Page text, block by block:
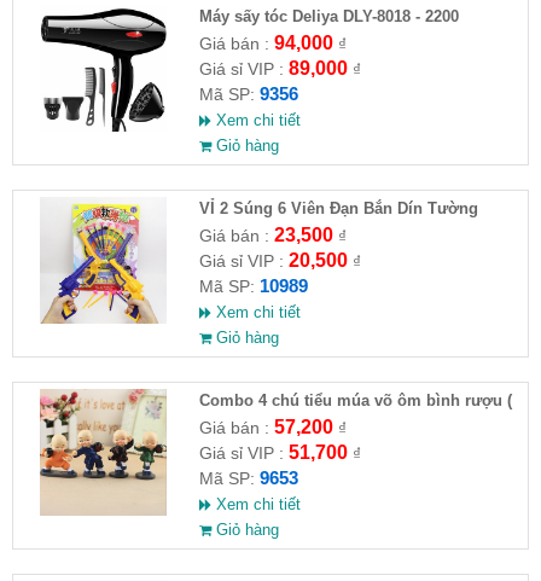
Máy sấy tóc Deliya DLY-8018 - 2200
Giá bán : 94,000₫
Giá sỉ VIP : 89,000₫
Mã SP: 9356
Xem chi tiết
Giỏ hàng
VỈ 2 Súng 6 Viên Đạn Bắn Dín Tường
Giá bán : 23,500₫
Giá sỉ VIP : 20,500₫
Mã SP: 10989
Xem chi tiết
Giỏ hàng
Combo 4 chú tiểu múa võ ôm bình rượu (
HĐ )
Giá bán : 57,200₫
Giá sỉ VIP : 51,700₫
Mã SP: 9653
Xem chi tiết
Giỏ hàng